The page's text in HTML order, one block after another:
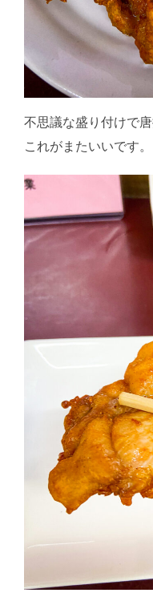
不思議な盛り付けで
これがまたいいです。